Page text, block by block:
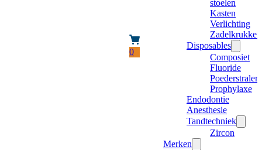
0
stoelen
Kasten
Verlichting
Zadelkrukken
Disposables
Composiet
Fluoride
Poederstraler
Prophylaxe
Endodontie
Anesthesie
Tandtechniek
Zircon
Merken